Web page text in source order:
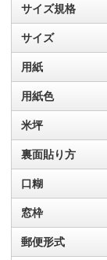
サイズ規格
サイズ
用紙
用紙色
米坪
裏面貼り方
口糊
窓枠
郵便形式